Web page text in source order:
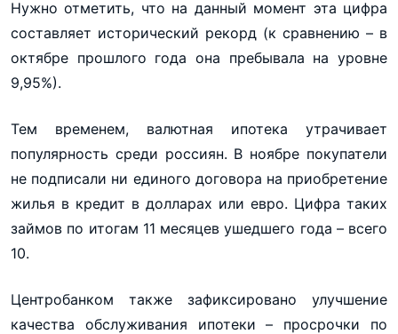
Нужно отметить, что на данный момент эта цифра
составляет исторический рекорд (к сравнению – в
октябре прошлого года она пребывала на уровне
9,95%).
Тем временем, валютная ипотека утрачивает
популярность среди россиян. В ноябре покупатели
не подписали ни единого договора на приобретение
жилья в кредит в долларах или евро. Цифра таких
займов по итогам 11 месяцев ушедшего года – всего
10.
Центробанком также зафиксировано улучшение
качества обслуживания ипотеки – просрочки по